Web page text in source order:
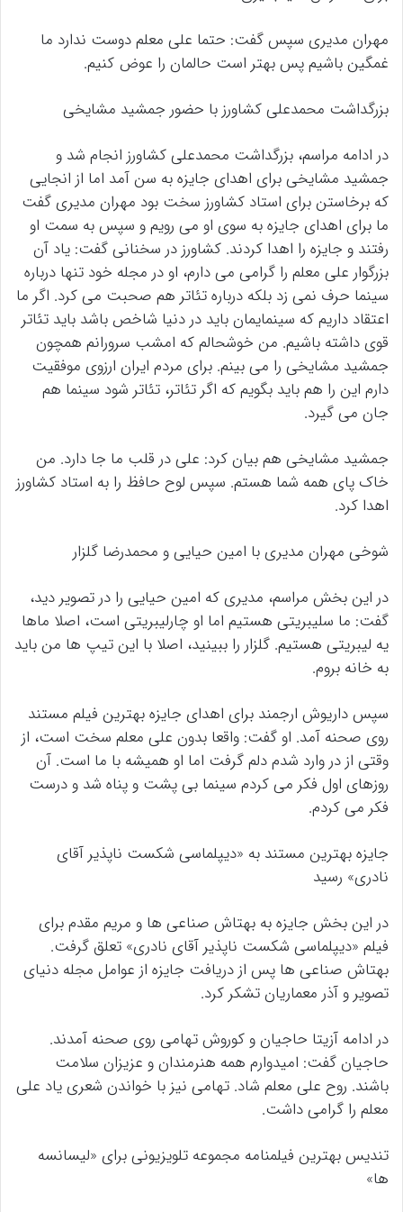
مهران مدیری سپس گفت: حتما علی معلم دوست ندارد ما
غمگین باشیم پس بهتر است حالمان را عوض کنیم.
بزرگداشت محمدعلی کشاورز با حضور جمشید مشایخی
در ادامه مراسم، بزرگداشت محمدعلی کشاورز انجام شد و
جمشید مشایخی برای اهدای جایزه به سن آمد اما از انجایی
که برخاستن برای استاد کشاورز سخت بود مهران مدیری گفت
ما برای اهدای جایزه به سوی او می رویم و سپس به سمت او
رفتند و جایزه را اهدا کردند. کشاورز در سخنانی گفت: یاد آن
بزرگوار علی معلم را گرامی می دارم، او در مجله خود تنها درباره
سینما حرف نمی زد بلکه درباره تئاتر هم صحبت می کرد. اگر ما
اعتقاد داریم که سینمایمان باید در دنیا شاخص باشد باید تئاتر
قوی داشته باشیم. من خوشحالم که امشب سرورانم همچون
جمشید مشایخی را می بینم. برای مردم ایران ارزوی موفقیت
دارم این را هم باید بگویم که اگر تئاتر، تئاتر شود سینما هم
جان می گیرد.
جمشید مشایخی هم بیان کرد: علی در قلب ما جا دارد. من
خاک پای همه شما هستم. سپس لوح حافظ را به استاد کشاورز
اهدا کرد.
شوخی مهران مدیری با امین حیایی و محمدرضا گلزار
در این بخش مراسم، مدیری که امین حیایی را در تصویر دید،
گفت: ما سلیبریتی هستیم اما او چارلیبریتی است، اصلا ماها
یه لیبریتی هستیم. گلزار را ببینید، اصلا با این تیپ ها من باید
به خانه بروم.
سپس داریوش ارجمند برای اهدای جایزه بهترین فیلم مستند
روی صحنه آمد. او گفت: واقعا بدون علی معلم سخت است، از
وقتی از در وارد شدم دلم گرفت اما او همیشه با ما است. آن
روزهای اول فکر می کردم سینما بی پشت و پناه شد و درست
فکر می کردم.
جایزه بهترین مستند به «دیپلماسی شکست ناپذیر آقای
نادری» رسید
در این بخش جایزه به بهتاش صناعی ها و مریم مقدم برای
فیلم «دیپلماسی شکست ناپذیر آقای نادری» تعلق گرفت.
بهتاش صناعی ها پس از دریافت جایزه از عوامل مجله دنیای
تصویر و آذر معماریان تشکر کرد.
در ادامه آزیتا حاجیان و کوروش تهامی روی صحنه آمدند.
حاجیان گفت: امیدوارم همه هنرمندان و عزیزان سلامت
باشند. روح علی معلم شاد. تهامی نیز با خواندن شعری یاد علی
معلم را گرامی داشت.
تندیس بهترین فیلمنامه مجموعه تلویزیونی برای «لیسانسه
ها»